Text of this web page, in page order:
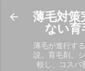
スキップ
薄毛対策
ない育
薄毛が進行す
説。育毛剤、
較し、コスパ